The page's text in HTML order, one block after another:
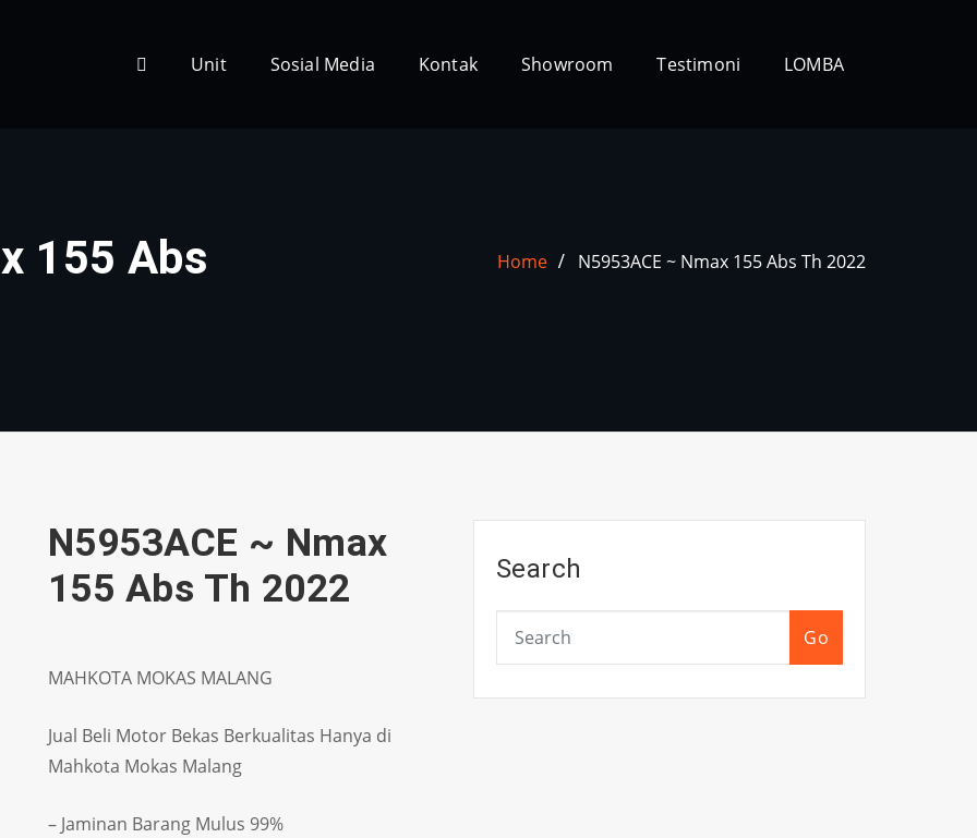
Unit Sosial Media Kontak Showroom Testimoni LOMBA
155 Abs
Home N5953ACE ~ Nmax 155 Abs Th 2022
N5953ACE ~ Nmax
155 Abs Th 2022
MAHKOTA MOKAS MALANG
Jual Beli Motor Bekas Berkualitas Hanya di
Mahkota Mokas Malang
– Jaminan Barang Mulus 99%
Search
Go